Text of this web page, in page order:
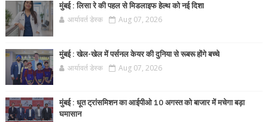
मुंबई : लिसा रे की पहल से मिडलाइफ हेल्थ को नई दिशा
आर्यावर्त डेस्क Aug 07, 2026
मुंबई : खेल-खेल में पर्सनल केयर की दुनिया से रूबरू होंगे बच्चे
आर्यावर्त डेस्क Aug 07, 2026
मुंबई : धूत ट्रांसमिशन का आईपीओ 10 अगस्त को बाजार में मचेगा बड़ा
घमासान